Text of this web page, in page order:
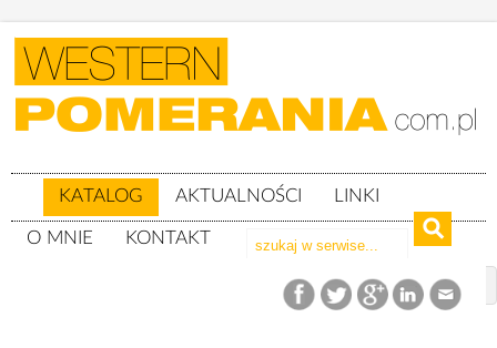
KATALOG AKTUALNOŚCI LINKI
O MNIE KONTAKT
Rega